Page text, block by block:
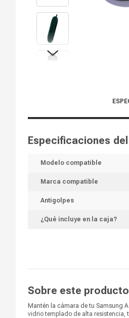
Especificaciones
Modelo compatible
Marca compatible
Antigolpes
¿Qué incluye en la caja?
Sobre este producto
Mantén la cámara de tu Samsung
vidrio templado de alta resistencia,